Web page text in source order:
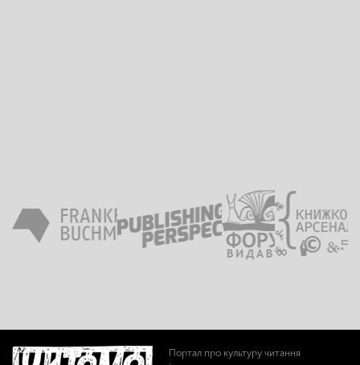
Портал про культуру читання